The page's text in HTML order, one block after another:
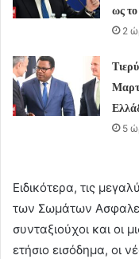
ως
2
5
Ειδικότερα, τις
των Σωμάτων
συνταξιούχοι και οι
ετήσιο εισόδημα, οι